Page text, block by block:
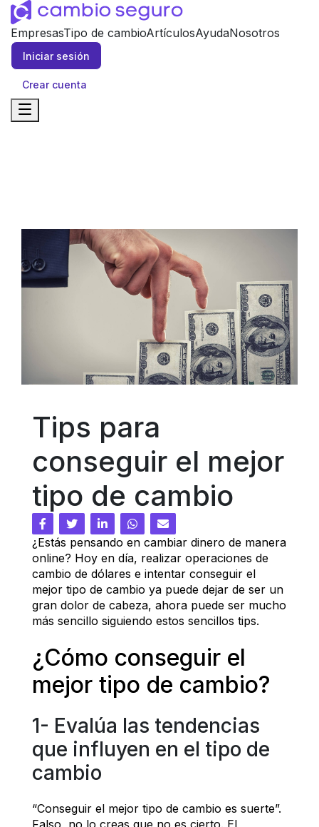
EmpresasTipo de cambioArtículosAyudaNosotros
Iniciar sesión
Crear cuenta
Tips para
conseguir el mejor
tipo de cambio
¿Estás pensando en cambiar dinero de manera
online? Hoy en día, realizar operaciones de
cambio de dólares e intentar conseguir el
mejor tipo de cambio ya puede dejar de ser un
gran dolor de cabeza, ahora puede ser mucho
más sencillo siguiendo estos sencillos tips.
¿Cómo conseguir el
mejor tipo de cambio?
1- Evalúa las tendencias
que influyen en el tipo de
cambio
“Conseguir el mejor tipo de cambio es suerte”.
Falso, no lo creas que no es cierto. El